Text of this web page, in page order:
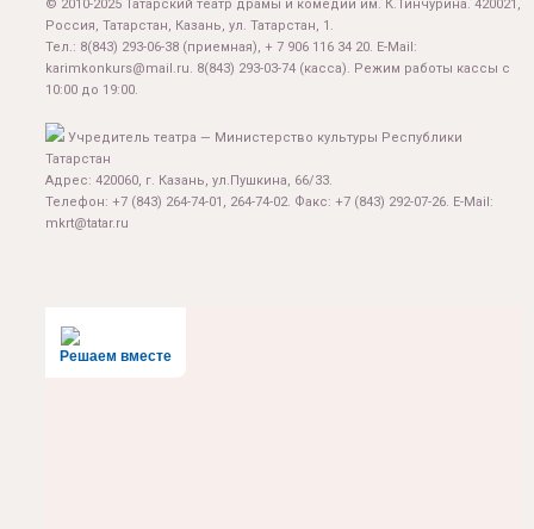
© 2010-2025 Татарский театр драмы и комедии им. К.Тинчурина. 420021,
Россия, Татарстан, Казань, ул. Татарстан, 1.
Тел.: 8(843) 293-06-38 (приемная), + 7 906 116 34 20. E-Mail:
karimkonkurs@mail.ru. 8(843) 293-03-74 (касса). Режим работы кассы с
10:00 до 19:00.
Учредитель театра — Министерство культуры Республики
Татарстан
Адрес: 420060, г. Казань, ул.Пушкина, 66/33.
Телефон: +7 (843) 264-74-01, 264-74-02. Факс: +7 (843) 292-07-26. E-Mail:
mkrt@tatar.ru
Решаем вместе